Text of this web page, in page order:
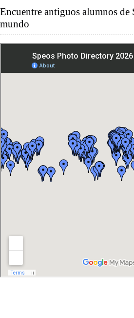
Encuentre antiguos alumnos de
mundo